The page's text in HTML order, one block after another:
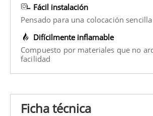
Fácil instalación
Pensado para una colocación
Difícilmente inflamable
Compuesto por materiales que no
facilidad
Ficha técnica